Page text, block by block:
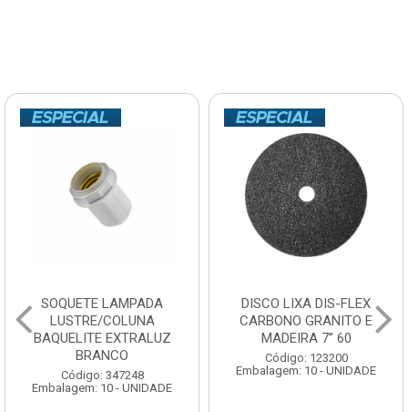
SOQUETE LAMPADA
LUSTRE/COLUNA
BAQUELITE EXTRALUZ
BRANCO
Código: 347248
Embalagem: 10 - UNIDADE
DISCO LIXA DIS-FLEX
CARBONO GRANITO E
MADEIRA 7” 60
Código: 123200
Embalagem: 10 - UNIDADE